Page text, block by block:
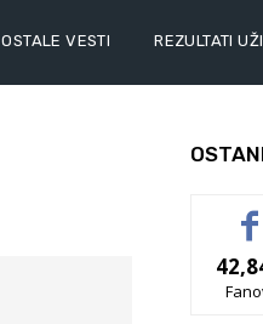
OSTALE VESTI REZULTATI